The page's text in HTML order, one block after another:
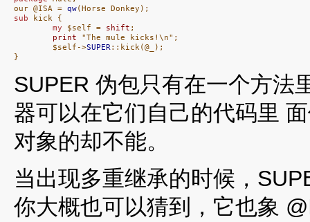
our @ISA = qw
sub kick {
my $self = shift ;
print "The mule kicks!\n";
        $self->
SUPER ::kick(@_);
}
SUPER 伪包只有在一个方法
器可以在它们自己的代码里
对象的却不能。
当出现多重继承的时候，
你大概也可以猜到，它也象